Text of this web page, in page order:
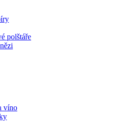
polštáře
víno